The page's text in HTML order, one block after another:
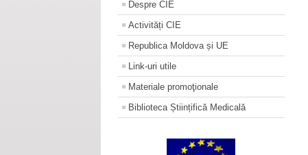
Despre CIE
Activități CIE
Republica Moldova și UE
Link-uri utile
Materiale promoţionale
Biblioteca Științifică Medicală